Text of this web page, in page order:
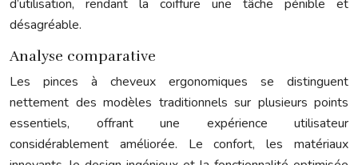
d’utilisation, rendant la coiffure une tâche pénible et
désagréable.
Analyse comparative
Les pinces à cheveux ergonomiques se distinguent
nettement des modèles traditionnels sur plusieurs points
essentiels, offrant une expérience utilisateur
considérablement améliorée. Le confort, les matériaux